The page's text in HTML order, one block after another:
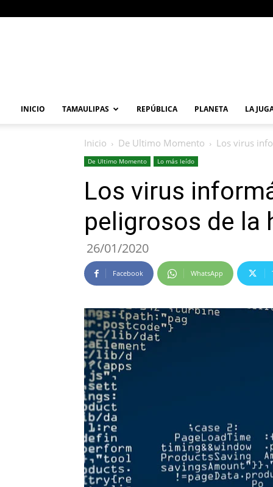
INICIO TAMAULIPAS REPÚBLICA PLANETA LA
Inicio De Ultimo Momento Los virus
De Ultimo Momento Lo más leído
Los virus
peligrosos de la
26/01/2020
Facebook WhatsApp